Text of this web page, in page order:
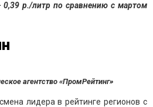
р./литр по сравнению с мартом
агентство «ПромРейтинг»
лидера в рейтинге регионов с